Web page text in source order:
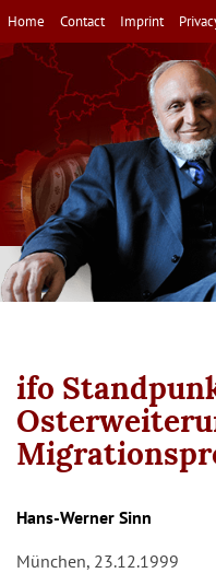
Skip
to
main
Home Contact Imprint
ifo
Autor/en
Hans-Werner Sinn
München, 23.12.1999